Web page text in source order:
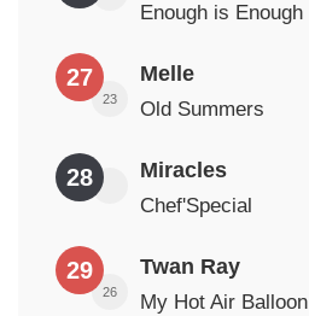
Enough is Enough
27
23
Melle
Old Summers
28 Miracles
Chef'Special
29
26
Twan Ray
My Hot Air Balloon